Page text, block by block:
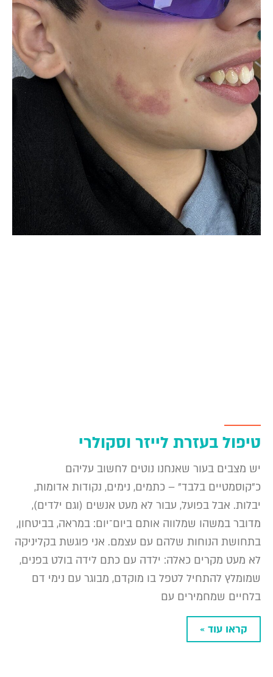
טיפול בעזרת לייזר וסקולרי
יש מצבים בעור שאנחנו נוטים לחשוב עליהם
כ"קוסמטיים בלבד" – כתמים, נימים, נקודות אדומות,
יבלות. אבל בפועל, עבור לא מעט אנשים (וגם ילדים),
מדובר במשהו שמלווה אותם ביום־יום: במראה, בביטחון,
בתחושת הנוחות שלהם עם עצמם. אני פוגשת בקליניקה
לא מעט מקרים כאלה: ילדה עם כתם לידה בולט בפנים,
שמומלץ להתחיל לטפל בו מוקדם, מבוגר עם נימי דם
בלחיים שמחמירים עם
קראו עוד »